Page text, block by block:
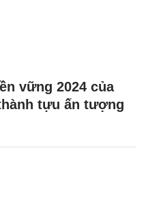
vững 2024 của
tựu ấn tượng